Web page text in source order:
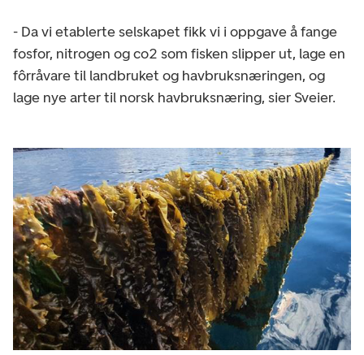
- Da vi etablerte selskapet fikk vi i oppgave å fange
fosfor, nitrogen og co2 som fisken slipper ut, lage en
fôrråvare til landbruket og havbruksnæringen, og
lage nye arter til norsk havbruksnæring, sier Sveier.